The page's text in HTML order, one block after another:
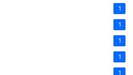
1
1
1
1
1